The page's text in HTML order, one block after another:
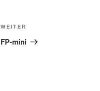
Beitrag
WEITER
FP-mini